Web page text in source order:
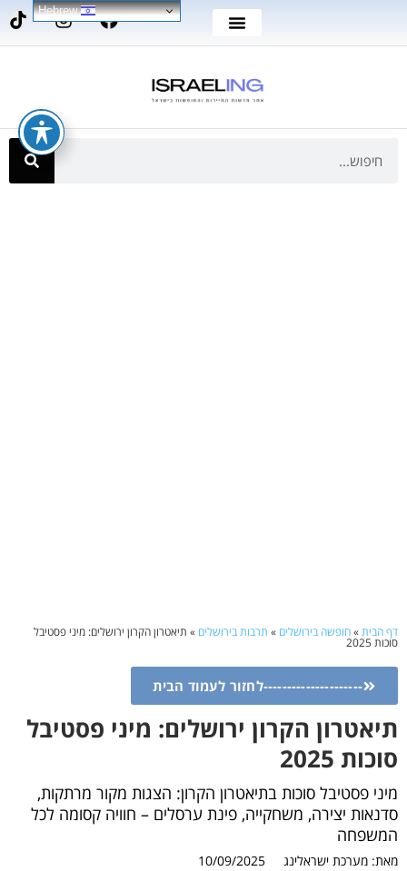
דף הבית»חופשה בירושלים » תרבות בירושלים » תיאטרון הקרון ירושלים: מיני פסטיבל
סוכות 2025
---------------------לחזור לעמוד הבית
תיאטרון הקרון ירושלים: מיני פסטיבל
סוכות 2025
מיני פסטיבל סוכות בתיאטרון הקרון: הצגות מקור מרתקות,
סדנאות יצירה, משחקייה, פינת ערסלים – חוויה קסומה לכל
המשפחה
מאת: מערכת ישראלינג 10/09/2025
Hebrew